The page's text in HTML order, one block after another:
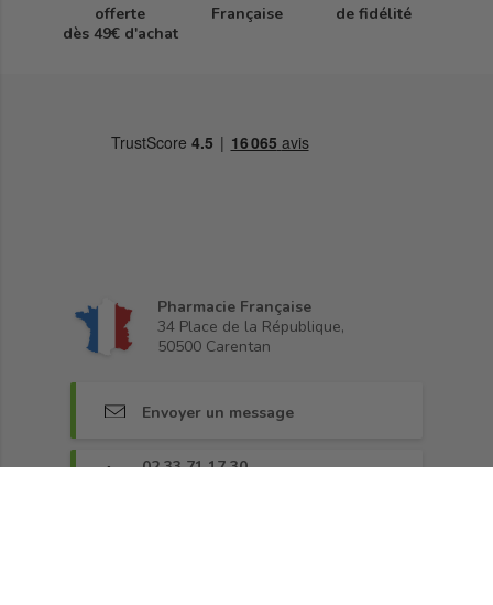
offerte
dès 49€ d'achat
Française
de fidélité
Pharmacie Française
34 Place de la République,
50500 Carentan
Envoyer un message
02 33 71 17 30